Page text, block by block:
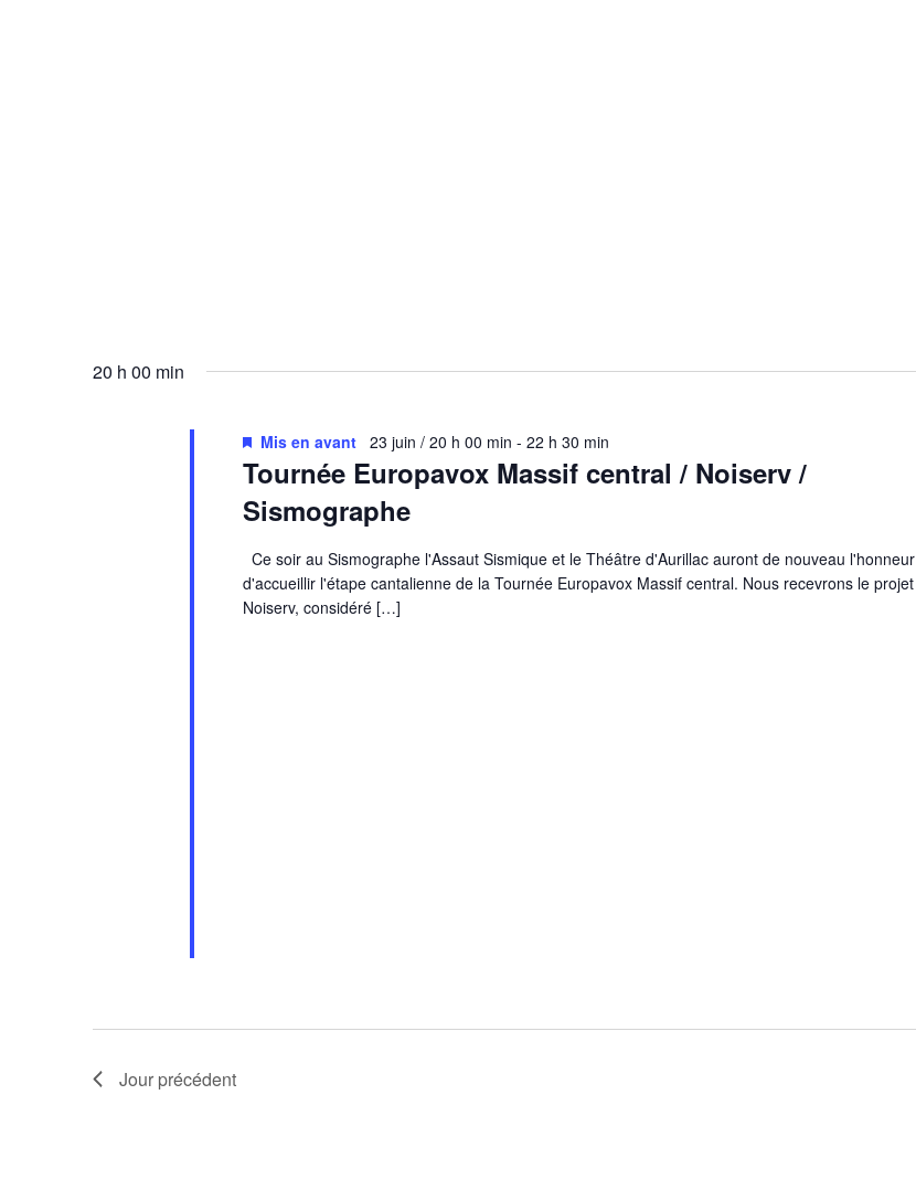
20 h 00 min
Tournée Europavox Massif central / Noiserv /
Sismographe
Mis en avant 23 juin / 20 h 00 min - 22 h 30 min
Ce soir au Sismographe l'Assaut Sismique et le Théâtre d'Aurillac auront de nouveau l'honneur
d'accueillir l'étape cantalienne de la Tournée Europavox Massif central. Nous recevrons le projet
Noiserv, considéré […]
Jour précédent